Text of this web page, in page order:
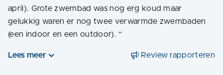
april). Grote zwembad was nog erg koud maar
gelukkig waren er nog twee verwarmde zwembaden
(een indoor en een outdoor). “
Lees meer Review rapporteren